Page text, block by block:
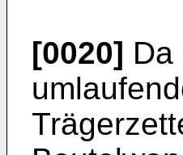
[0020] Da